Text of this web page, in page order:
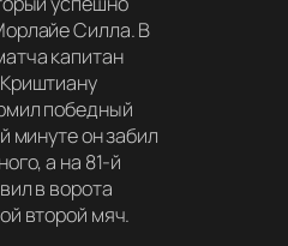
Силла. В
капитан
победный
минуте он забил
а на 81-й
в ворота
второй мяч.